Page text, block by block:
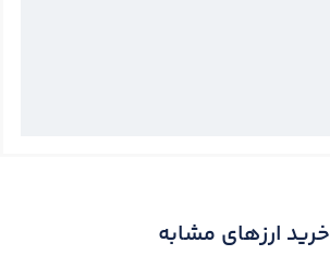
خرید ارزهای مشابه